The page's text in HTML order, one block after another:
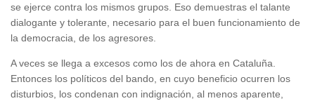
se ejerce contra los mismos grupos. Eso demuestras el talante
dialogante y tolerante, necesario para el buen funcionamiento de
la democracia, de los agresores.
A veces se llega a excesos como los de ahora en Cataluña.
Entonces los políticos del bando, en cuyo beneficio ocurren los
disturbios, los condenan con indignación, al menos aparente,